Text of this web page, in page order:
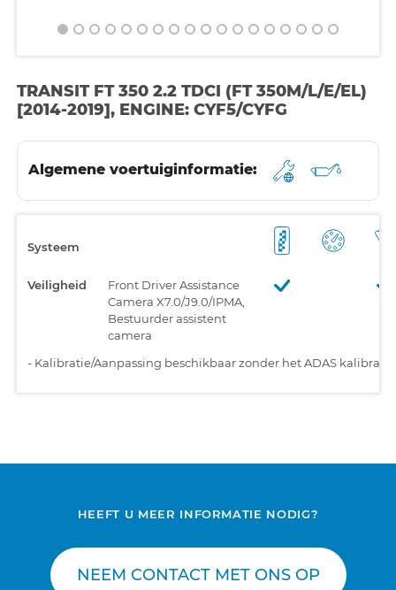
TRANSIT FT 350 2.2 TDCI (FT 350M/L/E/EL)
[2014-2019], ENGINE: CYF5/CYFG
Algemene voertuiginformatie:
Systeem
Veiligheid
Front Driver Assistance
Camera X7.0/J9.0/IPMA,
Bestuurder assistent
camera
- Kalibratie/Aanpassing beschikbaar zonder het ADAS
HEEFT U MEER INFORMATIE NODIG?
NEEM CONTACT MET ONS OP